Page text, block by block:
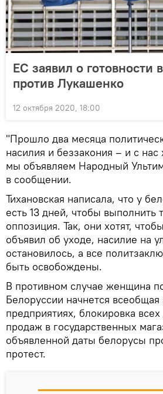
ЕС заявил о готовности
против Лукашенко
12 октября 2020, 18:00
"Прошло два месяца
насилия и беззакония – и с нас
мы объявляем Народный
в сообщении.
Тихановская написала, что у
есть 13 дней, чтобы выполнить
оппозиция. Так, они хотят,
объявил об уходе, насилие на
остановилось, а все
быть освобождены.
В противном случае женщина
Белоруссии начнется всеобщая
предприятиях, блокировка всех
продаж в государственных
объявленной даты белорусы
протест.